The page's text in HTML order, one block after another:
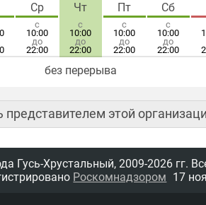
Ср
с
10:00
до
22:00
Чт
с
10:00
до
22:00
Пт
с
10:00
до
22:00
Сб
с
10:00
до
22:00
без перерыва
представителем этой
Гусь-Хрустальный, 2009-2026 гг.
Роскомнадзором 17